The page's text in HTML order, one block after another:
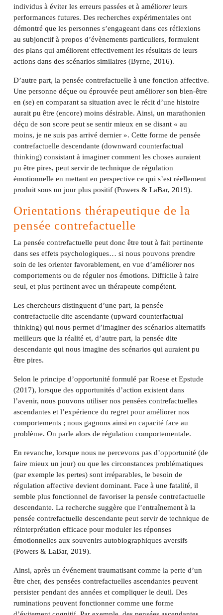
individus à éviter les erreurs passées et à améliorer leurs
performances futures. Des recherches expérimentales ont
démontré que les personnes s’engageant dans ces réflexions
au subjonctif à propos d’évènements particuliers, formulent
des plans qui améliorent effectivement les résultats de leurs
actions dans des scénarios similaires (Byrne, 2016).
D’autre part, la pensée contrefactuelle à une fonction affective.
Une personne déçue ou éprouvée peut améliorer son bien-être
en (se) en comparant sa situation avec le récit d’une histoire
aurait pu être (encore) moins désirable. Ainsi, un marathonien
déçu de son score peut se sentir mieux en se disant « au
moins, je ne suis pas arrivé dernier ». Cette forme de pensée
contrefactuelle descendante (downward counterfactual
thinking) consistant à imaginer comment les choses auraient
pu être pires, peut servir de technique de régulation
émotionnelle en mettant en perspective ce qui s’est réellement
produit sous un jour plus positif (Powers & LaBar, 2019).
Orientations thérapeutique de la
pensée contrefactuelle
La pensée contrefactuelle peut donc être tout à fait pertinente
dans ses effets psychologiques… si nous pouvons prendre
soin de les orienter favorablement, en vue d’améliorer nos
comportements ou de réguler nos émotions. Difficile à faire
seul, et plus pertinent avec un thérapeute compétent.
Les chercheurs distinguent d’une part, la pensée
contrefactuelle dite ascendante (upward counterfactual
thinking) qui nous permet d’imaginer des scénarios alternatifs
meilleurs que la réalité et, d’autre part, la pensée dite
descendante qui nous imagine des scénarios qui auraient pu
être pires.
Selon le principe d’opportunité formulé par Roese et Epstude
(2017), lorsque des opportunités d’action existent dans
l’avenir, nous pouvons utiliser nos pensées contrefactuelles
ascendantes et l’expérience du regret pour améliorer nos
comportements ; nous gagnons ainsi en capacité face au
problème. On parle alors de régulation comportementale.
En revanche, lorsque nous ne percevons pas d’opportunité (de
faire mieux un jour) ou que les circonstances problématiques
(par exemple les pertes) sont irréparables, le besoin de
régulation affective devient dominant. Face à une fatalité, il
semble plus fonctionnel de favoriser la pensée contrefactuelle
descendante. La recherche suggère que l’entraînement à la
pensée contrefactuelle descendante peut servir de technique de
réinterprétation efficace pour moduler les réponses
émotionnelles aux souvenirs autobiographiques aversifs
(Powers & LaBar, 2019).
Ainsi, après un événement traumatisant comme la perte d’un
être cher, des pensées contrefactuelles ascendantes peuvent
persister pendant des années et compliquer le deuil. Des
ruminations peuvent fonctionner comme une forme